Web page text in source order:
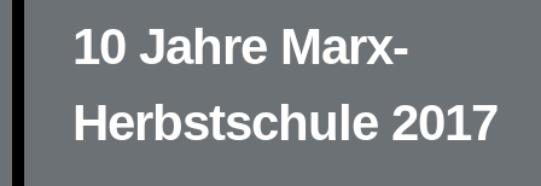
10 Jahre Marx-
Herbstschule 2017